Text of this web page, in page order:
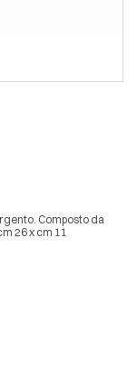
26 x cm 11